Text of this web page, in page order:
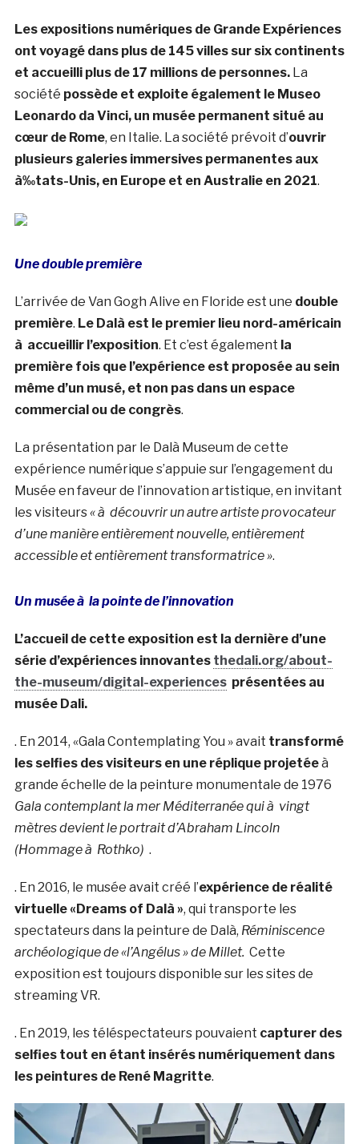
Les expositions numériques de Grande Expériences
ont voyagé dans plus de 145 villes sur six continents
et accueilli plus de 17 millions de personnes.La
société possède et exploite également le Museo
Leonardo da Vinci, un musée permanent situé au
cœur de Rome, en Italie. La société prévoit d’ouvrir
plusieurs galeries immersives permanentes aux
à‰tats-Unis, en Europe et en Australie en 2021.
Une double première
L’arrivée de Van Gogh Alive en Floride est une double
première. Le Dalà­ est le premier lieu nord-américain
à accueillir l’exposition. Et c’est également la
première fois que l’expérience est proposée au sein
même d’un musé, et non pas dans un espace
commercial ou de congrès.
La présentation par le Dalà­ Museum de cette
expérience numérique s’appuie sur l’engagement du
Musée en faveur de l’innovation artistique, en invitant
les visiteurs« à découvrir un autre artiste provocateur
d’une manière entièrement nouvelle, entièrement
accessible et entièrement transformatrice ».
Un musée à la pointe de l’innovation
L’accueil de cette exposition est la dernière d’une
série d’expériences innovantes thedali.org/about-
the-museum/digital-experiencesprésentées au
musée Dali.
. En 2014, «Gala Contemplating You » avait transformé
les selfies des visiteurs en une réplique projetéeà
grande échelle de la peinture monumentale de 1976
Gala contemplant la mer Méditerranée qui à vingt
mètres devient le portrait d’Abraham Lincoln
(Hommage à Rothko) .
. En 2016, le musée avait créé l’expérience de réalité
virtuelle «Dreams of Dalà­ », qui transporte les
spectateurs dans la peinture de Dalà­, Réminiscence
archéologique de «l’Angélus » de Millet. Cette
exposition est toujours disponible sur les sites de
streaming VR.
. En 2019, les téléspectateurs pouvaient capturer des
selfies tout en étant insérés numériquement dans
les peintures de René Magritte.